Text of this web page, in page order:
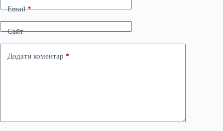
Email*
Сайт
Додати коментар *